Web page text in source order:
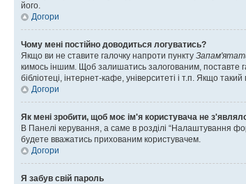
його.
Догори
Чому мені постійно доводиться логуватись?
Якщо ви не ставите галочку напроти пункту
кимось іншим. Щоб залишатись залогованим, поставте
бібліотеці, інтернет-кафе, університеті і т.п. Якщо
Догори
Як мені зробити, щоб моє ім'я користувача не
В Панелі керування, а саме в розділі “Налаштування
будете вважатись прихованим користувачем.
Догори
Я забув свій пароль